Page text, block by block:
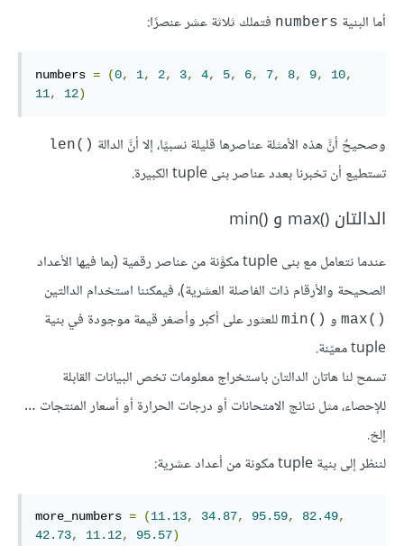
أما البنية numbers فتملك ثلاثة عشر عنصرًا:
numbers = (0, 1, 2, 3, 4, 5, 6, 7, 8, 9, 10,
11, 12)
وصحيحٌ أنَّ هذه الأمثلة عناصرها قليلة نسبيًا، إلا أنَّ الدالة len()‎
تستطيع أن تخبرنا بعدد عناصر بنى tuple الكبيرة.
الدالتان max()‎ و min()‎
عندما نتعامل مع بنى tuple مكوَّنة من عناصر رقمية (بما فيها الأعداد
الصحيحة والأرقام ذات الفاصلة العشرية)، فيمكننا استخدام الدالتين
max()‎ و min()‎ للعثور على أكبر وأصغر قيمة موجودة في بنية
tuple معيّنة.
تسمح لنا هاتان الدالتان باستخراج معلومات تخص البيانات القابلة
للإحصاء، مثل نتائج الامتحانات أو درجات الحرارة أو أسعار المنتجات …
إلخ.
لننظر إلى بنية tuple مكونة من أعداد عشرية:
more_numbers = (11.13, 34.87, 95.59, 82.49,
42.73, 11.12, 95.57)